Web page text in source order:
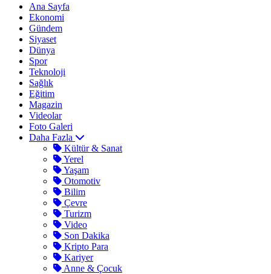
Ana Sayfa
Ekonomi
Gündem
Siyaset
Dünya
Spor
Teknoloji
Sağlık
Eğitim
Magazin
Videolar
Foto Galeri
Daha Fazla
Kültür & Sanat
Yerel
Yaşam
Otomotiv
Bilim
Çevre
Turizm
Video
Son Dakika
Kripto Para
Kariyer
Anne & Çocuk